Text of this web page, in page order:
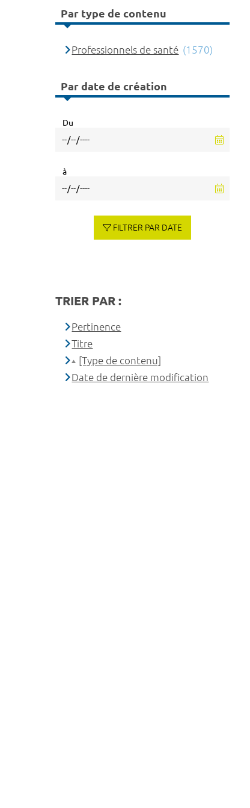
Par type de contenu
Professionnels de santé (1570)
Par date de création
Du
à
FILTRER PAR DATE
TRIER PAR :
Pertinence
Titre
[Type de contenu]
Date de dernière modification